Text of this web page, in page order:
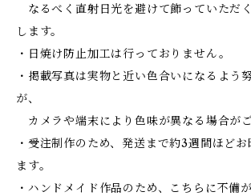
なるべく直射日光を避けて飾っていただ
します。
・日焼け防止加工は行っておりません。
・掲載写真は実物と近い色合いになるよう
が、
カメラや端末により色味が異なる場合がご
・受注制作のため、発送まで約3週間ほど
ます。
・ハンドメイド作品のため、こちらに不備